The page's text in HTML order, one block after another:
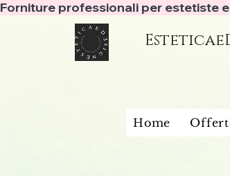
Forniture professionali per estetiste
Home